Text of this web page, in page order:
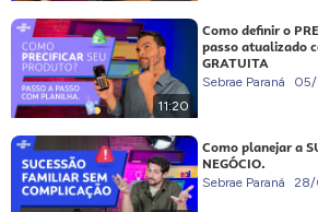
11:20
Como definir o
passo atualizado
GRATUITA
Sebrae Paraná
Como planejar a
NEGÓCIO.
Sebrae Paraná